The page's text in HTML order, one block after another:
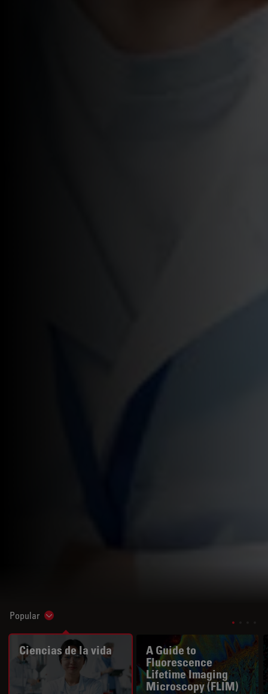
Popular Show subnavigation
Ciencias de la vida
A Guide to
Fluorescence
Lifetime Imaging
Microscopy (FLIM)